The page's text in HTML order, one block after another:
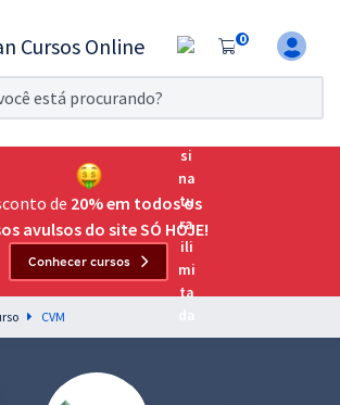
0
11
Teste grátis por 7 dias!
Até Passar
preparação para o Exame da
e intensiva para as principais
do Brasil
de 20% em todos os
avulsos do site SÓ HOJE!
Conhecer cursos
CVM